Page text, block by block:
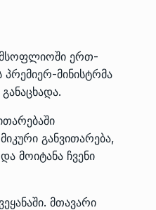
მსოფლიოში ერთ-
მინისტრმა
განვითარება,
მოიტანა ჩვენი
მთავარი
ოზურგეთის
სტარტაპერებს…
მინისტრმა ირაკლი
ახლად
ოზურგეთის…